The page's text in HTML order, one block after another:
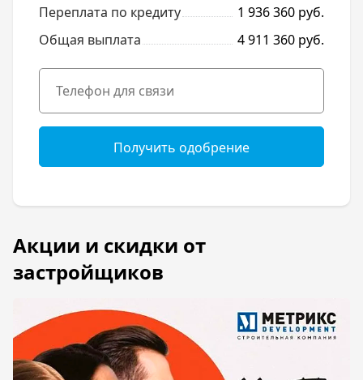
Переплата по кредиту
1 936 360 руб.
Общая выплата
4 911 360 руб.
Получить одобрение